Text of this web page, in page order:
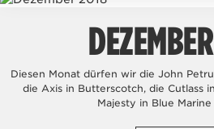
Diesen Monat dürfen wir die John
die Axis in Butterscotch, die Cutlass
Majesty in Blue